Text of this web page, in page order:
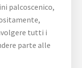
palcoscenico,
tutti i
parte alle